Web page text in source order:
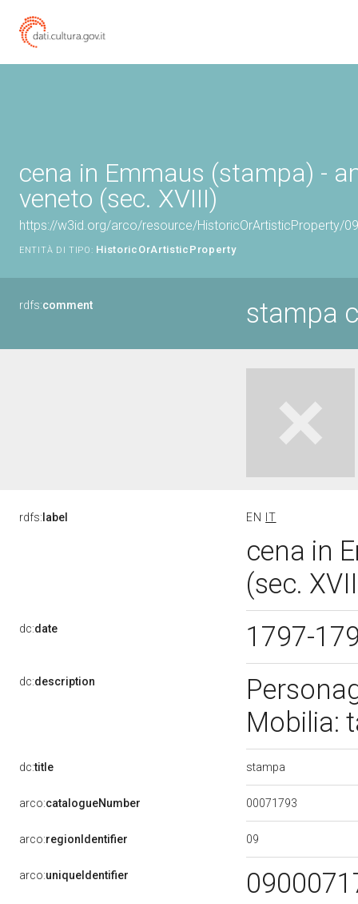
cena in Emmaus (stampa) -
veneto (sec. XVIII)
https://w3id.org/arco/resource/HistoricOrArtisticProperty/
ENTITÀ DI TIPO: HistoricOrArtisticProperty
rdfs:comment stampa
rdfs: label EN IT
cena in
(sec.
dc:date 1797-
dc:description
Mobilia:
dc:title stampa
arco:catalogueNumber 00071793
arco:regionIdentifier 09
arco:uniqueIdentifier